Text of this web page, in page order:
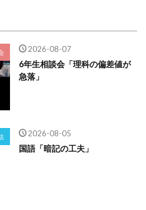
2026-08-07
6年生相談会「理科の偏差値が
急落」
2026-08-05
国語「暗記の工夫」